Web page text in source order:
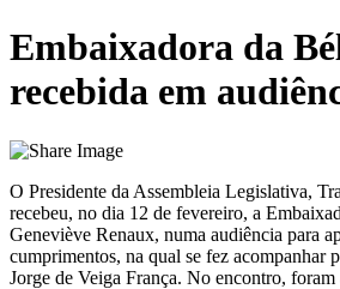
Embaixadora da
recebida em
O Presidente da Assembleia Legislativa,
recebeu, no dia 12 de fevereiro, a
Geneviève Renaux, numa audiência para
cumprimentos, na qual se fez acompanhar
Jorge de Veiga França. No encontro, foram